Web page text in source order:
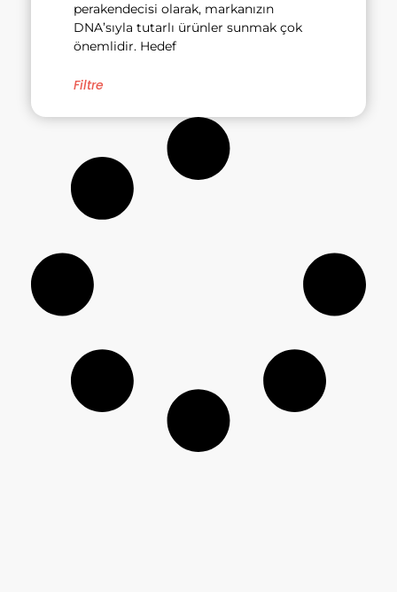
perakendecisi olarak, markanızın
DNA’sıyla tutarlı ürünler sunmak çok
önemlidir. Hedef
Filtre